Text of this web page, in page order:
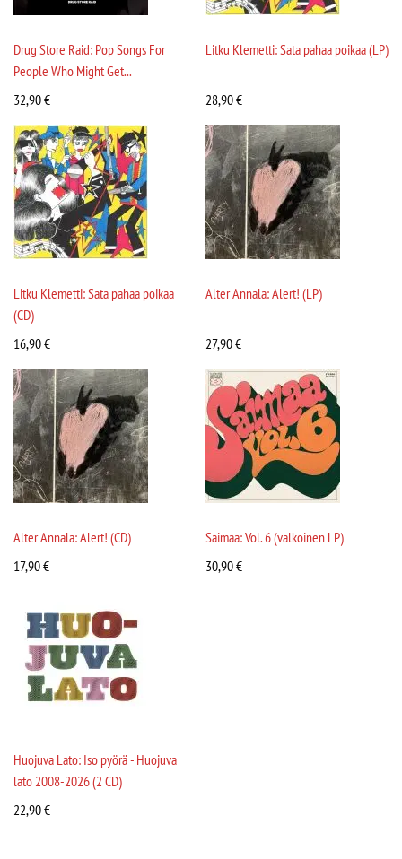
Drug Store Raid: Pop Songs For
People Who Might Get...
32,90€
Litku Klemetti: Sata pahaa poikaa (LP)
28,90€
Litku Klemetti: Sata pahaa poikaa
(CD)
16,90€
Alter Annala: Alert! (LP)
27,90€
Alter Annala: Alert! (CD)
17,90€
Saimaa: Vol. 6 (valkoinen LP)
30,90€
Huojuva Lato: Iso pyörä - Huojuva
lato 2008-2026 (2 CD)
22,90€